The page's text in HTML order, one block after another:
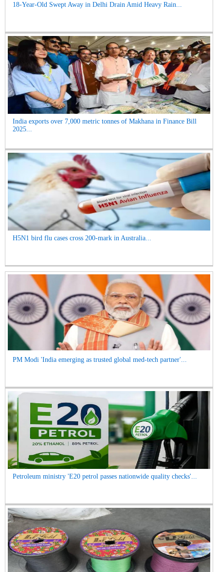
18-Year-Old Swept Away in Delhi Drain Amid Heavy Rain...
India exports over 7,000 metric tonnes of Makhana in Finance Bill
2025...
H5N1 bird flu cases cross 200-mark in Australia...
PM Modi 'India emerging as trusted global med-tech partner'...
Petroleum ministry 'E20 petrol passes nationwide quality checks'...